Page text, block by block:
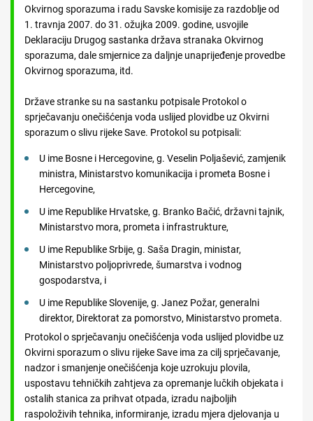
Okvirnog sporazuma i radu Savske komisije za razdoblje od
1. travnja 2007. do 31. ožujka 2009. godine, usvojile
Deklaraciju Drugog sastanka država stranaka Okvirnog
sporazuma, dale smjernice za daljnje unaprijeđenje provedbe
Okvirnog sporazuma, itd.
Države stranke su na sastanku potpisale Protokol o
sprječavanju onečišćenja voda uslijed plovidbe uz Okvirni
sporazum o slivu rijeke Save. Protokol su potpisali:
U ime Bosne i Hercegovine, g. Veselin Poljašević, zamjenik
ministra, Ministarstvo komunikacija i prometa Bosne i
Hercegovine,
U ime Republike Hrvatske, g. Branko Bačić, državni tajnik,
Ministarstvo mora, prometa i infrastrukture,
U ime Republike Srbije, g. Saša Dragin, ministar,
Ministarstvo poljoprivrede, šumarstva i vodnog
gospodarstva, i
U ime Republike Slovenije, g. Janez Požar, generalni
direktor, Direktorat za pomorstvo, Ministarstvo prometa.
Protokol o sprječavanju onečišćenja voda uslijed plovidbe uz
Okvirni sporazum o slivu rijeke Save ima za cilj sprječavanje,
nadzor i smanjenje onečišćenja koje uzrokuju plovila,
uspostavu tehničkih zahtjeva za opremanje lučkih objekata i
ostalih stanica za prihvat otpada, izradu najboljih
raspoloživih tehnika, informiranje, izradu mjera djelovanja u